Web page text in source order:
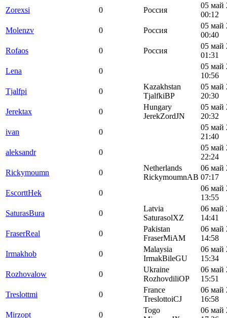
Zorexsi
0 Россия
05 май
00:12
Molenzv
0 Россия
05 май
00:40
Rofaos
0 Россия
05 май
01:31
Lena
0
05 май
10:56
Tjalfpi
0
Kazakhstan
TjalfkiBP
05 май
20:30
Jerektax
0
Hungary
JerekZordJN
05 май
20:32
ivan
0
05 май
21:40
aleksandr
0
05 май
22:24
Rickymoumn
0
Netherlands
RickymoumnAB
06 май
07:17
EscorttHek
0
06 май
13:55
SaturasBura
0
Latvia
SaturasolXZ
06 май
14:41
FraserReal
0
Pakistan
FraserMiAM
06 май
14:58
Irmakhob
0
Malaysia
IrmakBileGU
06 май
15:34
Rozhovalow
0
Ukraine
RozhovdiliOP
06 май
15:51
Treslottmi
0
France
TreslottoiCJ
06 май
16:58
Mirzopt
0
Togo
06 май